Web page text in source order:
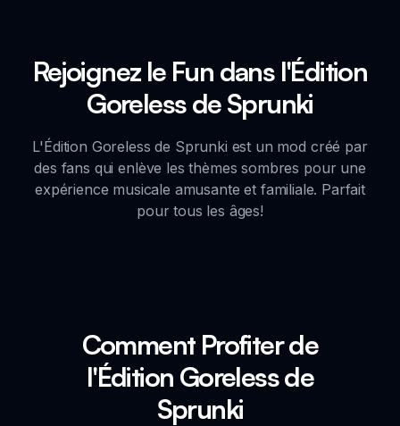
Rejoignez le Fun dans l'Édition
Goreless de Sprunki
L'Édition Goreless de Sprunki est un mod créé par
des fans qui enlève les thèmes sombres pour une
expérience musicale amusante et familiale. Parfait
pour tous les âges!
Comment Profiter de
l'Édition Goreless de
Sprunki